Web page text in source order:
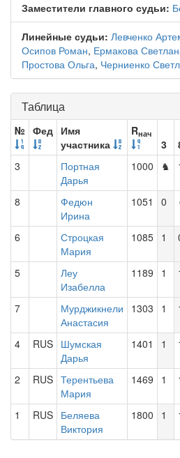
Заместители главного судьи:
Линейные судьи: Левченко
Осипов Роман, Ермакова
Простова Ольга, Черниенко
Таблица
№ Фед Имя
участника
Rнач
3
3
Портная
Дарья
1000 ♞
8
Федюн
Ирина
1051 0
6
Строцкая
Мария
1085 1
5
Леу
Изабелла
1189 1
7
Мурджикнели
Анастасия
1303 1
4 RUS Шумская
Дарья
1401 1
2 RUS Терентьева
Мария
1469 1
1 RUS Беляева
Виктория
1800 1